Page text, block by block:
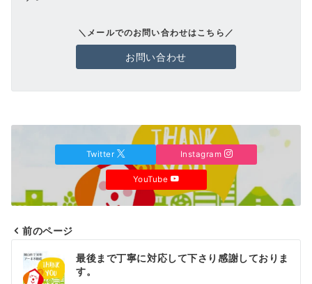
＼メールでのお問い合わせはこちら／
お問い合わせ
Twitter Instagram
YouTube
投
稿
前のページ
最後まで丁寧に対応して下さり感謝しておりま
す。